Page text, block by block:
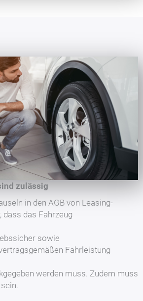
zulässig
in den AGB von Leasing-
dass das Fahrzeug
sowie
Fahrleistung
werden muss. Zudem muss